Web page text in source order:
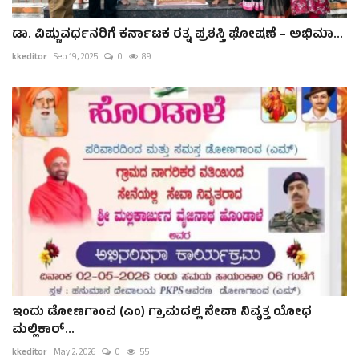
ಡಾ. ವಿಷ್ಣುವರ್ಧನರಿಗೆ ಕರ್ನಾಟಕ ರತ್ನ ಪ್ರಶಸ್ತಿ ಘೋಷಣೆ – ಅಭಿಮಾ...
kkeditor Sep 19, 2025 0 89
ಇಂದು ಡೋಣಗಾಂವ (ಎಂ) ಗ್ರಾಮದಲ್ಲಿ ಸೇವಾ ನಿವೃತ್ತ ಯೋಧ
ಮಲ್ಲಿಕಾರ್...
kkeditor May 2, 2026 0 55